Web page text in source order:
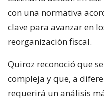
con una normativa
clave para avanzar en
reorganización fiscal.
Quiroz reconoció que
compleja y que, a
requerirá un análisis